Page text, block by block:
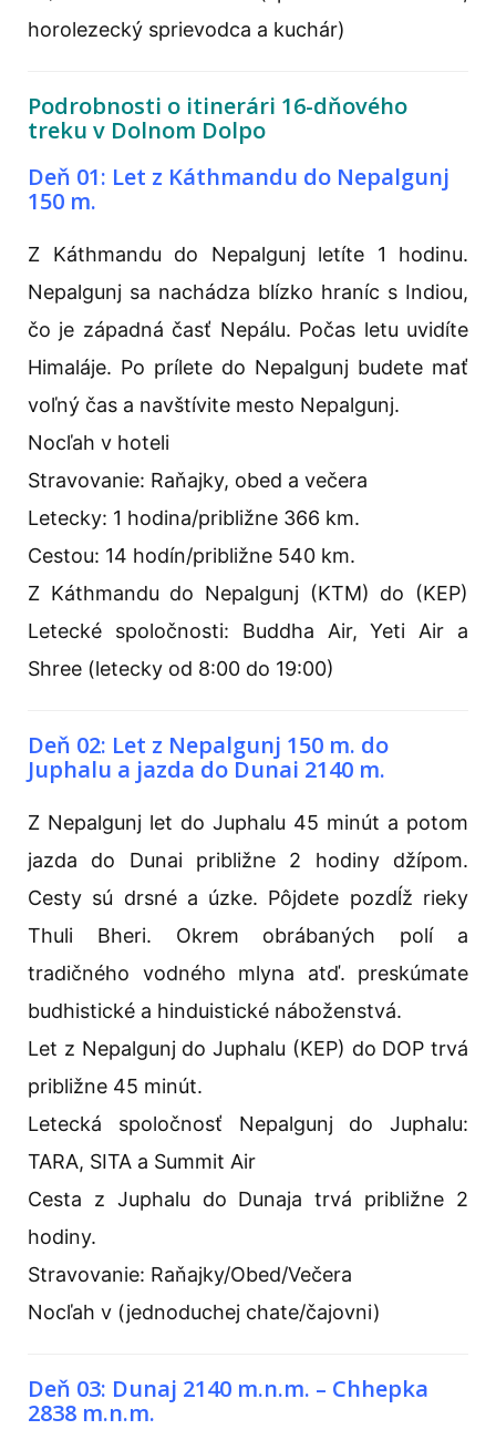
horolezecký sprievodca a kuchár)
Podrobnosti o itinerári 16-dňového
treku v Dolnom Dolpo
Deň 01: Let z Káthmandu do Nepalgunj
150 m.
Z Káthmandu do Nepalgunj letíte 1 hodinu.
Nepalgunj sa nachádza blízko hraníc s Indiou,
čo je západná časť Nepálu. Počas letu uvidíte
Himaláje. Po prílete do Nepalgunj budete mať
voľný čas a navštívite mesto Nepalgunj.
Nocľah v hoteli
Stravovanie: Raňajky, obed a večera
Letecky: 1 hodina/približne 366 km.
Cestou: 14 hodín/približne 540 km.
Z Káthmandu do Nepalgunj (KTM) do (KEP)
Letecké spoločnosti: Buddha Air, Yeti Air a
Shree (letecky od 8:00 do 19:00)
Deň 02: Let z Nepalgunj 150 m. do
Juphalu a jazda do Dunai 2140 m.
Z Nepalgunj let do Juphalu 45 minút a potom
jazda do Dunai približne 2 hodiny džípom.
Cesty sú drsné a úzke. Pôjdete pozdĺž rieky
Thuli Bheri. Okrem obrábaných polí a
tradičného vodného mlyna atď. preskúmate
budhistické a hinduistické náboženstvá.
Let z Nepalgunj do Juphalu (KEP) do DOP trvá
približne 45 minút.
Letecká spoločnosť Nepalgunj do Juphalu:
TARA, SITA a Summit Air
Cesta z Juphalu do Dunaja trvá približne 2
hodiny.
Stravovanie: Raňajky/Obed/Večera
Nocľah v (jednoduchej chate/čajovni)
Deň 03: Dunaj 2140 m.n.m. – Chhepka
2838 m.n.m.